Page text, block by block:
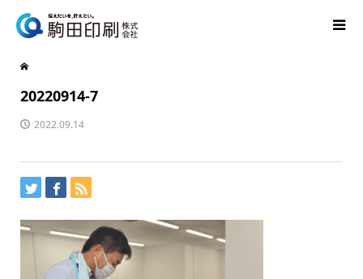
20220914-7
2022.09.14